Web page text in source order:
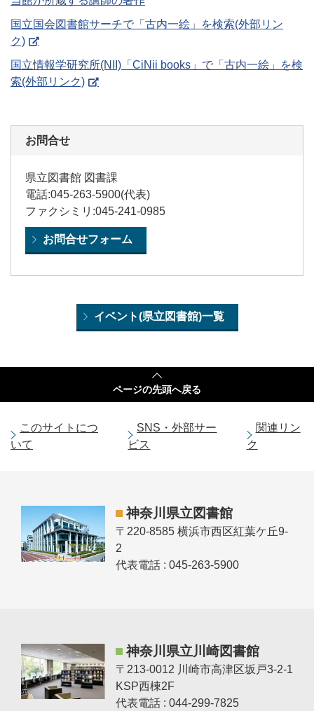
国立国会図書館サーチで「古内一絵」を検索(外部リン
ク)
国立情報学研究所(NII)「CiNii books」で「古内一絵」を検
索(外部リンク)
お問合せ
県立図書館 図書課
電話:045-263-5900(代表)
ファクシミリ:045-241-0985
お問合せフォーム
イベント(県立図書館)一覧
このサイトにつ
いて
SNS・外部サー
ビス
関連リン
ク
ページの先頭へ戻る
神奈川県立図書館
〒220-8585 横浜市西区紅葉ケ丘9-
2
代表電話 : 045-263-5900
神奈川県立川崎図書館
〒213-0012 川崎市高津区坂戸3-2-1
KSP西棟2F
代表電話 : 044-299-7825